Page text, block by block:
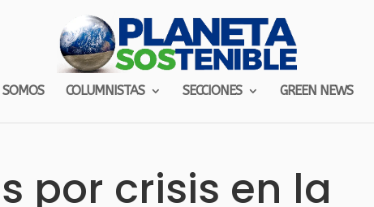
COLUMNISTAS SECCIONES GREEN NEWS
por crisis en la